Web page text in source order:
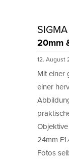
SIGMA
20mm
12. August
Mit einer
einer
24mm
Fotos